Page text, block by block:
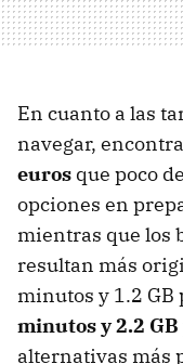
En cuanto a las
navegar,
euros que poco
opciones en
mientras que los
resultan más
minutos y 1.2 GB
minutos y 2.2
alternativas más